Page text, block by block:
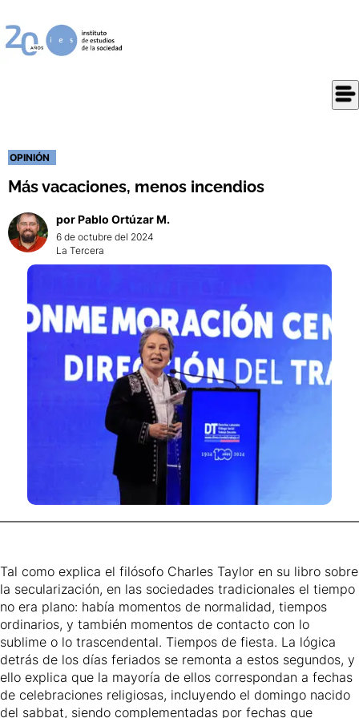
OPINIÓN
Más vacaciones, menos incendios
porPablo Ortúzar M.
6 de octubre del 2024
La Tercera
Tal como explica el filósofo Charles Taylor en su libro sobre
la secularización, en las sociedades tradicionales el tiempo
no era plano: había momentos de normalidad, tiempos
ordinarios, y también momentos de contacto con lo
sublime o lo trascendental. Tiempos de fiesta. La lógica
detrás de los días feriados se remonta a estos segundos, y
ello explica que la mayoría de ellos correspondan a fechas
de celebraciones religiosas, incluyendo el domingo nacido
del sabbat, siendo complementadas por fechas que